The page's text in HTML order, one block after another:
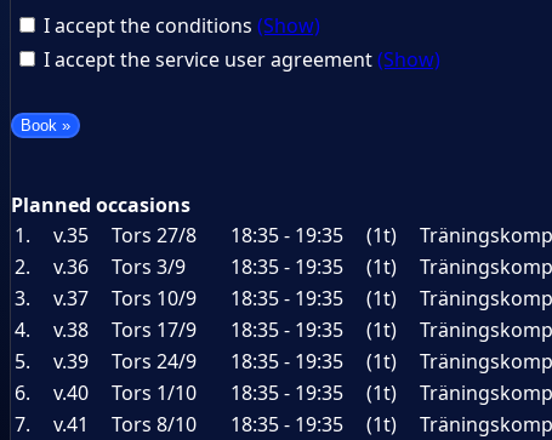
I accept the conditions (Show)
I accept the service user agreement(Show)
Planned occasions
1.
v.35 Tors 27/8 18:35 - 19:35 (1t)
2.
v.36 Tors 3/9 18:35 - 19:35 (1t)
3.
v.37 Tors 10/9 18:35 - 19:35 (1t)
4.
v.38 Tors 17/9 18:35 - 19:35 (1t)
5.
v.39 Tors 24/9 18:35 - 19:35 (1t)
6.
v.40 Tors 1/10 18:35 - 19:35 (1t)
7.
v.41 Tors 8/10 18:35 - 19:35 (1t)